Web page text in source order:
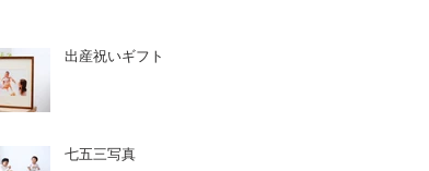
出産祝いギフト
七五三写真